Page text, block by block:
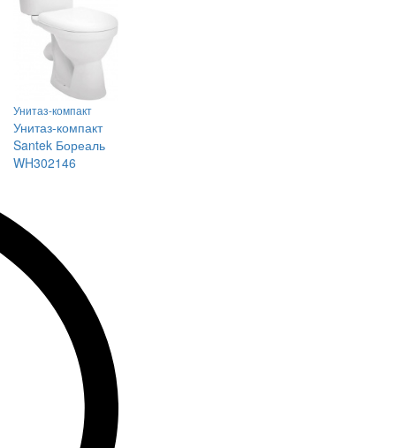
Унитаз-компакт
Унитаз-компакт
Santek Бореаль
WH302146